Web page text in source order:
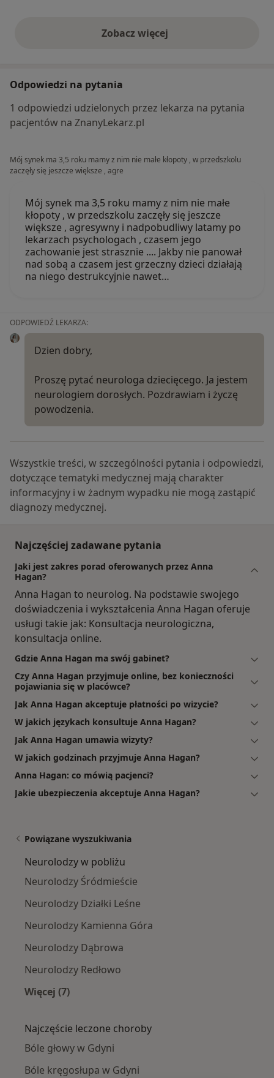
Zobacz więcejopinie powyżej
Odpowiedzi na pytania
1 odpowiedzi udzielonych przez lekarza na pytania
pacjentów na ZnanyLekarz.pl
Mój synek ma 3,5 roku mamy z nim nie małe kłopoty , w przedszkolu
zaczęły się jeszcze większe , agre
Mój synek ma 3,5 roku mamy z nim nie małe
kłopoty , w przedszkolu zaczęły się jeszcze
większe , agresywny i nadpobudliwy latamy po
lekarzach psychologach , czasem jego
zachowanie jest strasznie .... Jakby nie panował
nad sobą a czasem jest grzeczny dzieci działają
na niego destrukcyjnie nawet…
ODPOWIEDŹ LEKARZA:
Dzien dobry,
Proszę pytać neurologa dziecięcego. Ja jestem
neurologiem dorosłych. Pozdrawiam i życzę
powodzenia.
Wszystkie treści, w szczególności pytania i odpowiedzi,
dotyczące tematyki medycznej mają charakter
informacyjny i w żadnym wypadku nie mogą zastąpić
diagnozy medycznej.
Najczęściej zadawane pytania
Jaki jest zakres porad oferowanych przez Anna
Hagan?
Anna Hagan to neurolog. Na podstawie swojego
doświadczenia i wykształcenia Anna Hagan oferuje
usługi takie jak: Konsultacja neurologiczna,
konsultacja online.
Gdzie Anna Hagan ma swój gabinet?
Czy Anna Hagan przyjmuje online, bez konieczności
pojawiania się w placówce?
Jak Anna Hagan akceptuje płatności po wizycie?
W jakich językach konsultuje Anna Hagan?
Jak Anna Hagan umawia wizyty?
W jakich godzinach przyjmuje Anna Hagan?
Anna Hagan: co mówią pacjenci?
Jakie ubezpieczenia akceptuje Anna Hagan?
Powiązane wyszukiwania
Neurolodzy w pobliżu
Neurolodzy Śródmieście
Neurolodzy Działki Leśne
Neurolodzy Kamienna Góra
Neurolodzy Dąbrowa
Neurolodzy Redłowo
Więcej (7)
Najczęście leczone choroby
Bóle głowy w Gdyni
Bóle kręgosłupa w Gdyni